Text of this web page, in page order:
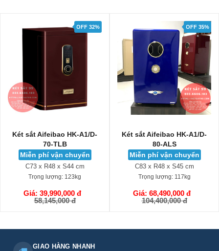
OFF 32%
Két sắt Aifeibao HK-A1/D-
70-TLB
Miễn phí vận chuyển
C73 x R48 x S44 cm
Trọng lượng: 123kg
Giá: 39,990,000 đ
58,145,000 đ
GIỎ HÀNG
OFF 35%
Két sắt Aifeibao HK-A1/D-
80-ALS
Miễn phí vận chuyển
C83 x R48 x S45 cm
Trọng lượng:117kg
Giá: 68,490,000 đ
104,400,000 đ
GIỎ HÀNG
GIAO HÀNG NHANH